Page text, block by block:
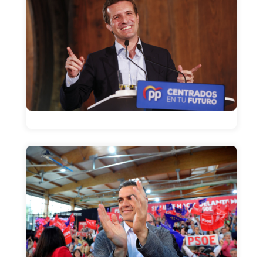
La frase
La frase